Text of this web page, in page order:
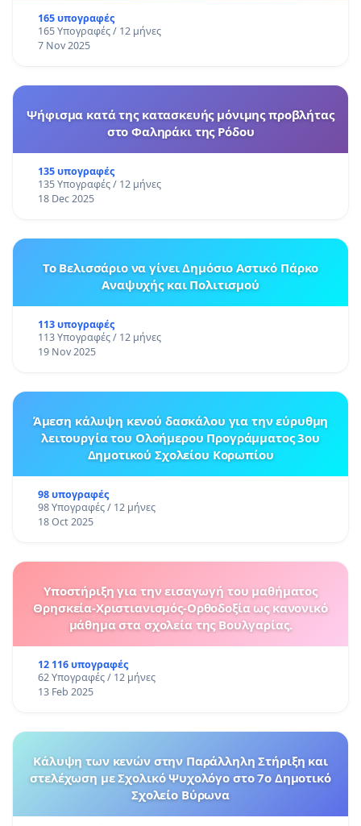
165 υπογραφές
165 Υπογραφές / 12 μήνες
7 Nov 2025
Ψήφισμα κατά της κατασκευής μόνιμης προβλήτας
στο Φαληράκι της Ρόδου
135 υπογραφές
135 Υπογραφές / 12 μήνες
18 Dec 2025
Το Βελισσάριο να γίνει Δημόσιο Αστικό Πάρκο
Αναψυχής και Πολιτισμού
113 υπογραφές
113 Υπογραφές / 12 μήνες
19 Nov 2025
Άμεση κάλυψη κενού δασκάλου για την εύρυθμη
λειτουργία του Ολοήμερου Προγράμματος 3ου
Δημοτικού Σχολείου Κορωπίου
98 υπογραφές
98 Υπογραφές / 12 μήνες
18 Oct 2025
Υποστήριξη για την εισαγωγή του μαθήματος
Θρησκεία-Χριστιανισμός-Ορθοδοξία ως κανονικό
μάθημα στα σχολεία της Βουλγαρίας.
12 116 υπογραφές
62 Υπογραφές / 12 μήνες
13 Feb 2025
Κάλυψη των κενών στην Παράλληλη Στήριξη και
στελέχωση με Σχολικό Ψυχολόγο στο 7ο Δημοτικό
Σχολείο Βύρωνα